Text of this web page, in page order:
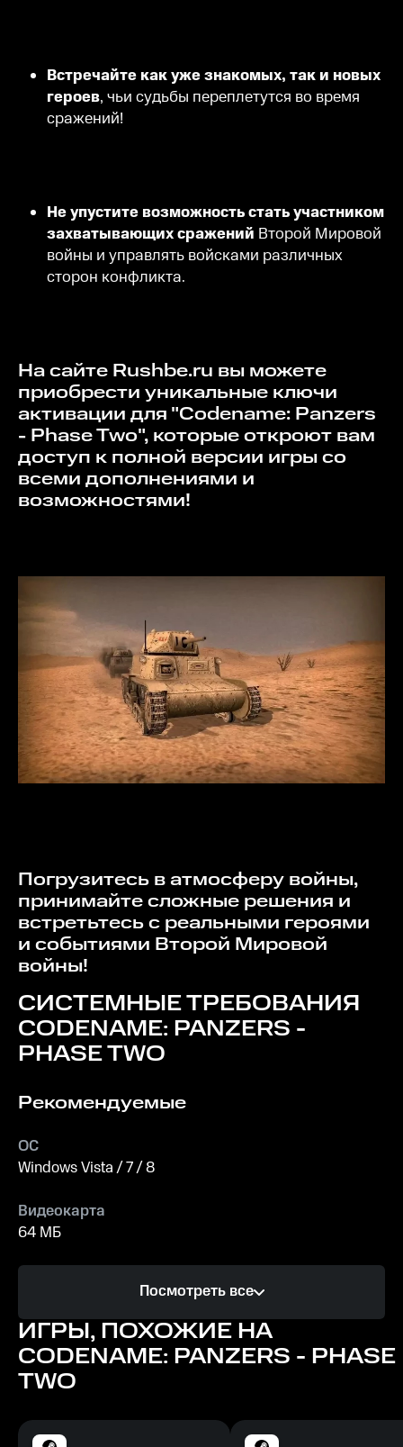
Встречайте как уже знакомых, так и новых
героев, чьи судьбы переплетутся во время
сражений!
Не упустите возможность стать участником
захватывающих сражений Второй Мировой
войны и управлять войсками различных
сторон конфликта.
На сайте Rushbe.ru вы можете
приобрести уникальные ключи
активации для "Codename: Panzers
- Phase Two", которые откроют вам
доступ к полной версии игры со
всеми дополнениями и
возможностями!
Погрузитесь в атмосферу войны,
принимайте сложные решения и
встретьтесь с реальными героями
и событиями Второй Мировой
войны!
СИСТЕМНЫЕ ТРЕБОВАНИЯ
CODENAME: PANZERS -
PHASE TWO
Рекомендуемые
ОС
Windows Vista / 7 / 8
Видеокарта
64 МБ
Память
256 МБ
4 ГБ
Посмотреть все
ИГРЫ, ПОХОЖИЕ НА
CODENAME: PANZERS - PHASE
TWO